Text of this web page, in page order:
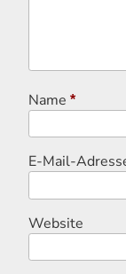
Name *
E-Mail-
Website